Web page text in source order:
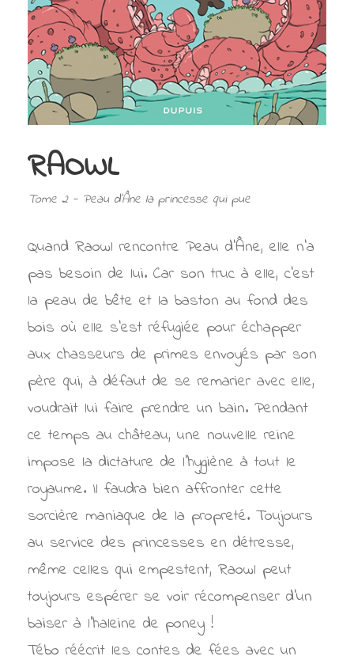
RAOWL
Tome 2 - Peau d'Âne la princesse qui pue
Quand Raowl rencontre Peau d’Âne, elle n’a
pas besoin de lui. Car son truc à elle, c’est
la peau de bête et la baston au fond des
bois où elle s’est réfugiée pour échapper
aux chasseurs de primes envoyés par son
père qui, à défaut de se remarier avec elle,
voudrait lui faire prendre un bain. Pendant
ce temps au château, une nouvelle reine
impose la dictature de l’hygiène à tout le
royaume. Il faudra bien affronter cette
sorcière maniaque de la propreté. Toujours
au service des princesses en détresse,
même celles qui empestent, Raowl peut
toujours espérer se voir récompenser d’un
baiser à l’haleine de poney !
Tébo réécrit les contes de fées avec un